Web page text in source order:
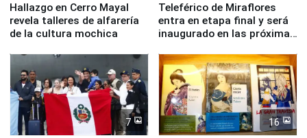
Hallazgo en Cerro Mayal
revela talleres de alfarería
de la cultura mochica
Teleférico de Miraflores
entra en etapa final y será
inaugurado en las próximas
7 16